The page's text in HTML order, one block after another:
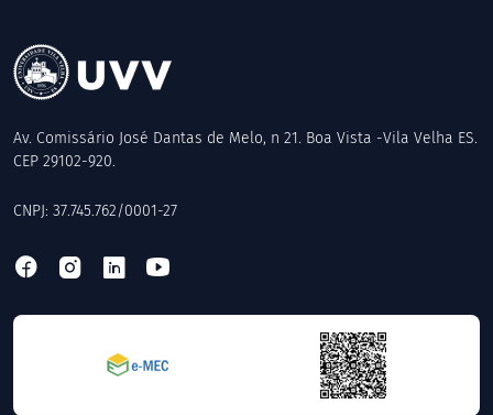
Av. Comissário José Dantas de Melo, n 21. Boa Vista -Vila Velha ES.
CEP 29102-920.
CNPJ: 37.745.762/0001-27